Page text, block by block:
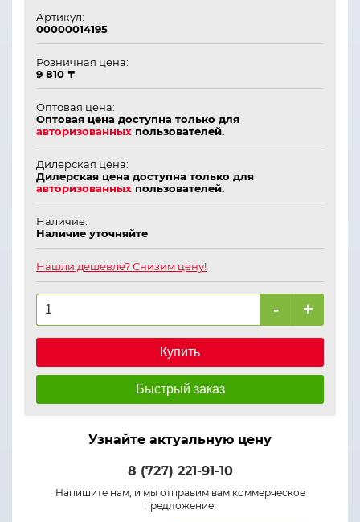
Артикул:
00000014195
Розничная цена:
9 810 ₸
Оптовая цена:
Оптовая цена доступна только для
авторизованных пользователей.
Дилерская цена:
Дилерская цена доступна только для
авторизованных пользователей.
Наличие:
Наличие уточняйте
Нашли дешевле? Снизим цену!
- +
Купить
Быстрый заказ
Узнайте актуальную цену
8 (727) 221-91-10
Напишите нам, и мы отправим вам коммерческое
предложение: